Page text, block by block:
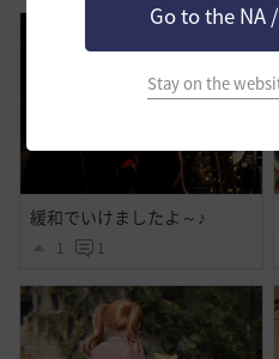
Go to the NA
Stay on the
緩和でいけましたよ～♪
1 1